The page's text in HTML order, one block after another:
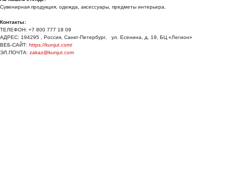
Сувенирная продукция, одежда, аксессуары, предметы интерьера.
Контакты:
ТЕЛЕФОН: +7 800 777 18 09
АДРЕС: 194295 , Россия, Санкт-Петербург, ул. Есенина, д. 19, БЦ «Легион»
ВЕБ-САЙТ: https://kunjut.com/
ЭЛ.ПОЧТА: zakaz@kunjut.com